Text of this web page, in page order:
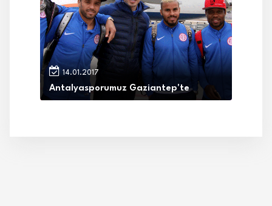
14.01.2017
Antalyasporumuz Gaziantep'te